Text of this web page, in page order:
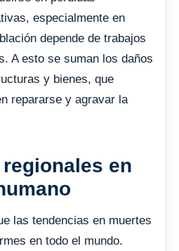
especialmente en
depende de trabajos
A esto se suman los daños
y bienes, que
repararse y agravar la
en
las tendencias en muertes
en todo el mundo.